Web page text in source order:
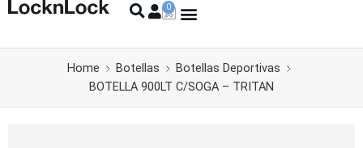
Home Botellas
Botellas Deportivas
BOTELLA 900LT C/SOGA – TRITAN